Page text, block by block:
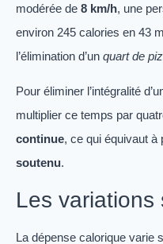
modérée de 8 km/h, une
environ 245 calories en 43
l’élimination d’un quart de
Pour éliminer l’intégralité
multiplier ce temps par
continue, ce qui équivaut à
soutenu.
Les variations
La dépense calorique varie